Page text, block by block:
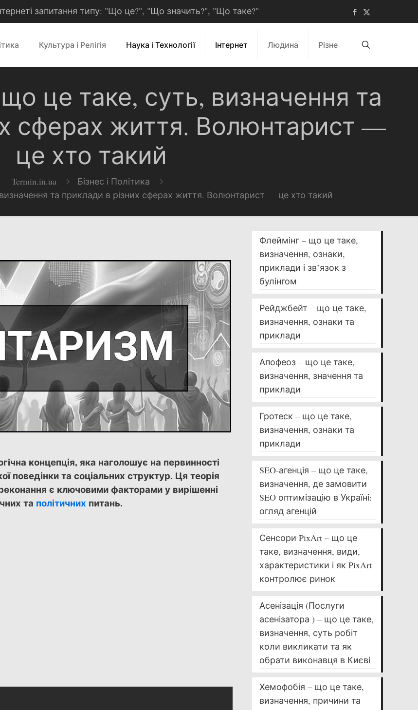
запитання типу: "Що це?", "Що значить?", "Що таке?"
Культура і Релігія Наука і Технології Інтернет Людина Різне
це таке, суть, визначення та
сферах життя. Волюнтарист —
це хто такий
Termin.in.ua
Бізнес і Політика
та приклади в різних сферах життя. Волюнтарист — це хто такий
концепція, яка наголошує на первинності
поведінки та соціальних структур. Ця теорія
є ключовими факторами у вирішенні
та політичних питань.
Флеймінг – що це таке,
визначення, ознаки,
приклади і зв’язок з
булінгом
Рейджбейт – що це таке,
визначення, ознаки та
приклади
Апофеоз – що це таке,
визначення, значення та
приклади
Гротеск – що це таке,
визначення, ознаки та
приклади
SEO-агенція – що це таке,
визначення, де замовити
SEO оптимізацію в Україні:
огляд агенцій
Сенсори PixArt – що це
таке, визначення, види,
характеристики і як PixArt
контролює ринок
Асенізація (Послуги
асенізатора ) – що це таке,
визначення, суть робіт
коли викликати та як
обрати виконавця в Києві
Хемофобія – що це таке,
визначення, причини та